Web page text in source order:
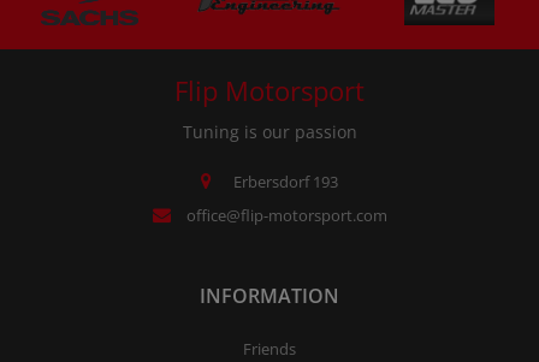
Flip Motorsport
Tuning is our passion
Erbersdorf 193
office@flip-motorsport.com
INFORMATION
Friends